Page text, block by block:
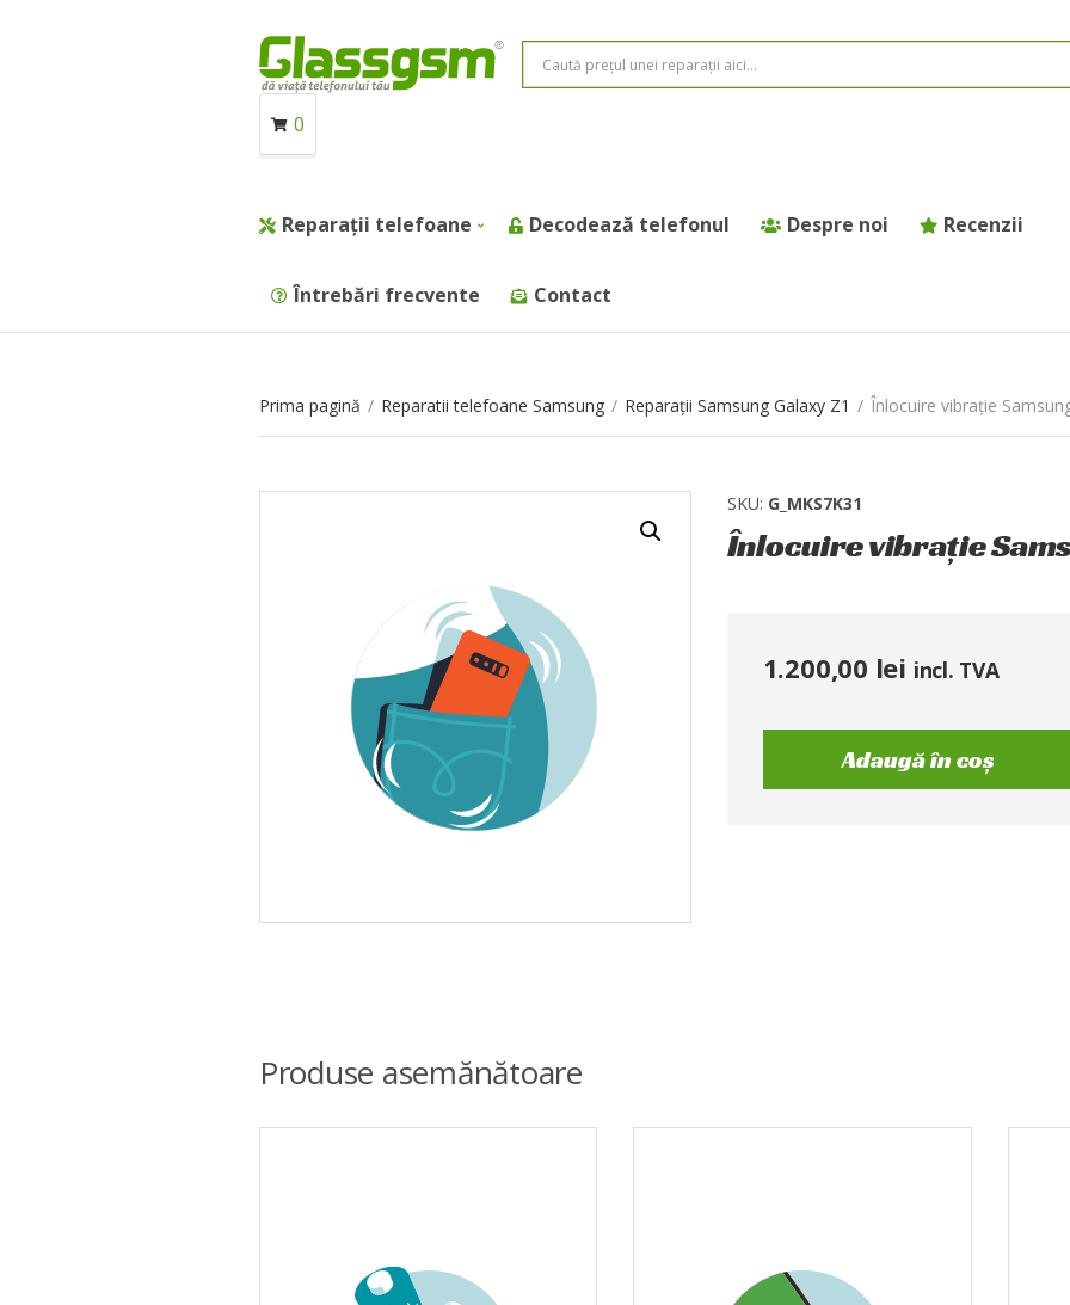
0
Reparații telefoane Decodează telefonul Despre noi Recenzii
Întrebări frecvente Contact
Prima pagină / Reparatii telefoane Samsung / Reparații Samsung Galaxy Z1 / Înlocuire vibrație
SKU: G_MKS7K31
Înlocuire vibrație
1.200,00 lei incl. TVA
Adaugă în coș
Produse asemănătoare